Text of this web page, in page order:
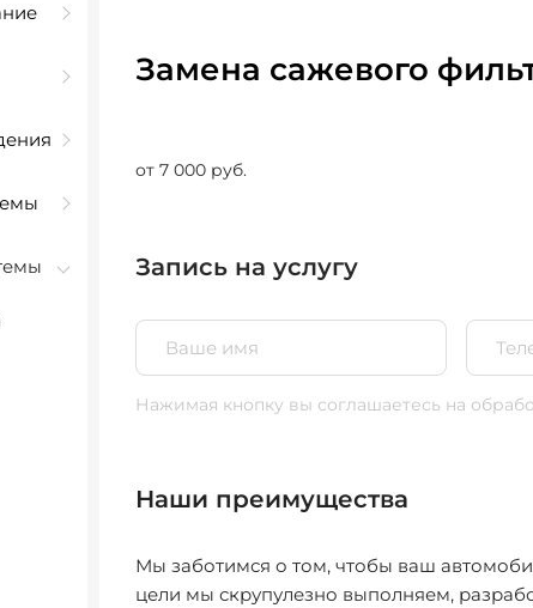
Замена сажевого
от 7 000 руб.
Запись на услугу
Нажимая кнопку вы соглашаетесь на
Наши преимущества
Мы заботимся о том, чтобы ваш
цели мы скрупулезно выполняем,